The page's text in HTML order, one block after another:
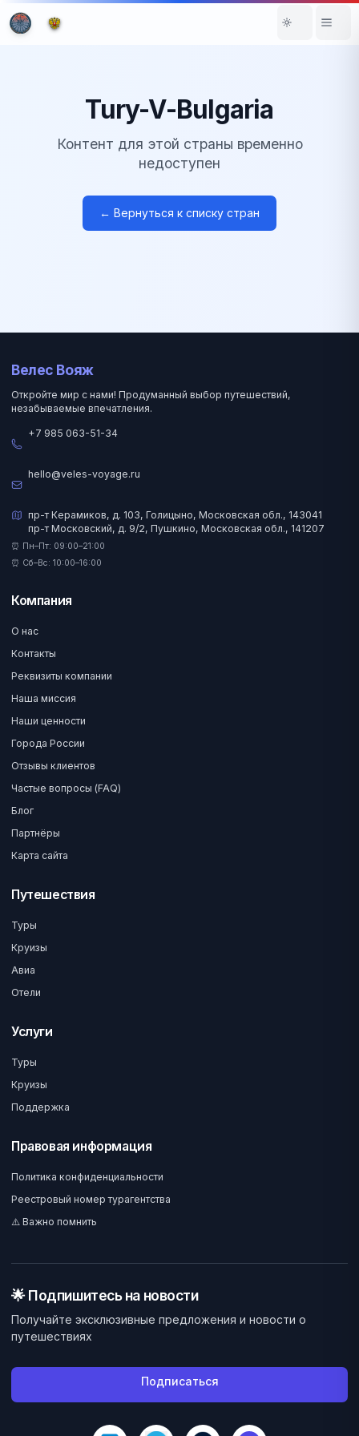
Tury-V-Bulgaria
Контент для этой страны временно
недоступен
← Вернуться к списку стран
Велес Вояж
Откройте мир с нами! Продуманный выбор путешествий,
незабываемые впечатления.
+7 985 063-51-34
hello@veles-voyage.ru
пр-т Керамиков, д. 103, Голицыно, Московская обл., 143041
пр-т Московский, д. 9/2, Пушкино, Московская обл., 141207
⏰ Пн–Пт: 09:00–21:00
⏰ Сб–Вс: 10:00–16:00
Компания
О нас
Контакты
Реквизиты компании
Наша миссия
Наши ценности
Города России
Отзывы клиентов
Частые вопросы (FAQ)
Блог
Партнёры
Карта сайта
Путешествия
Туры
Круизы
Авиа
Отели
Услуги
Туры
Круизы
Поддержка
Правовая информация
Политика конфиденциальности
Реестровый номер турагентства
⚠️ Важно помнить
🌟 Подпишитесь на новости
Получайте эксклюзивные предложения и новости о
путешествиях
Подписаться